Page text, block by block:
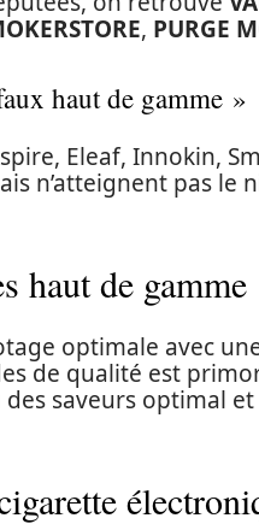
, PURGE
haut de gamme »
Eleaf, Innokin,
n’atteignent pas le
haut de gamme
optimale avec
de qualité est
des saveurs optimal